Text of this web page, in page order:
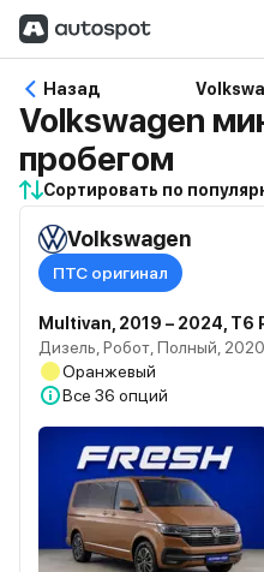
Назад
Volkswagen
пробегом
Сортировать по
Volkswagen
ПТС оригинал
Multivan, 2019 – 2024, T6
Дизель, Робот, Полный,
Оранжевый
Все 36 опций